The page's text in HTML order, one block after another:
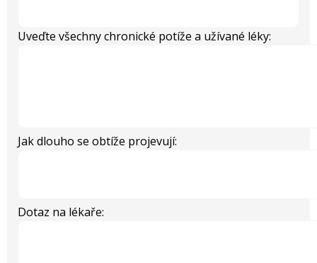
Uveďte všechny chronické potíže a užívané léky:
Jak dlouho se obtíže projevují:
Dotaz na lékaře: